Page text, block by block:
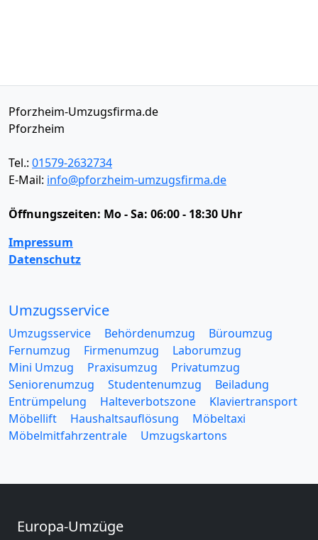
Pforzheim-Umzugsfirma.de
Pforzheim
Tel.: 01579-2632734
E-Mail: info@pforzheim-umzugsfirma.de
Öffnungszeiten: Mo - Sa: 06:00 - 18:30 Uhr
Impressum
Datenschutz
Umzugsservice
Umzugsservice Behördenumzug
Büroumzug
Fernumzug
Firmenumzug
Laborumzug
Mini Umzug
Praxisumzug
Privatumzug
Seniorenumzug
Studentenumzug
Beiladung
Entrümpelung
Halteverbotszone
Klaviertransport
Möbellift
Haushaltsauflösung
Möbeltaxi
Möbelmitfahrzentrale
Umzugskartons
Europa-Umzüge